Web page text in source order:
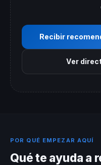
Recibir
Ver
POR QUÉ EMPEZAR AQUÍ
Qué te ayuda a